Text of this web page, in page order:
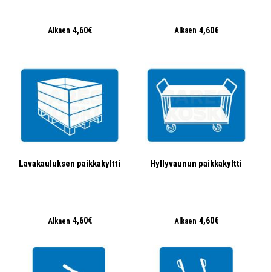
Alkaen 4,60€ Alkaen 4,60€
Lavakauluksen paikkakyltti
Alkaen 4,60€
Hyllyvaunun paikkakyltti
Alkaen 4,60€